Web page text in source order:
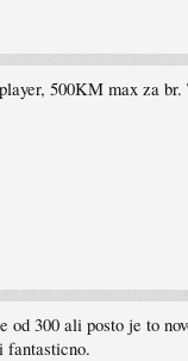
500KM max za br.
od 300 ali posto je to
fantasticno.